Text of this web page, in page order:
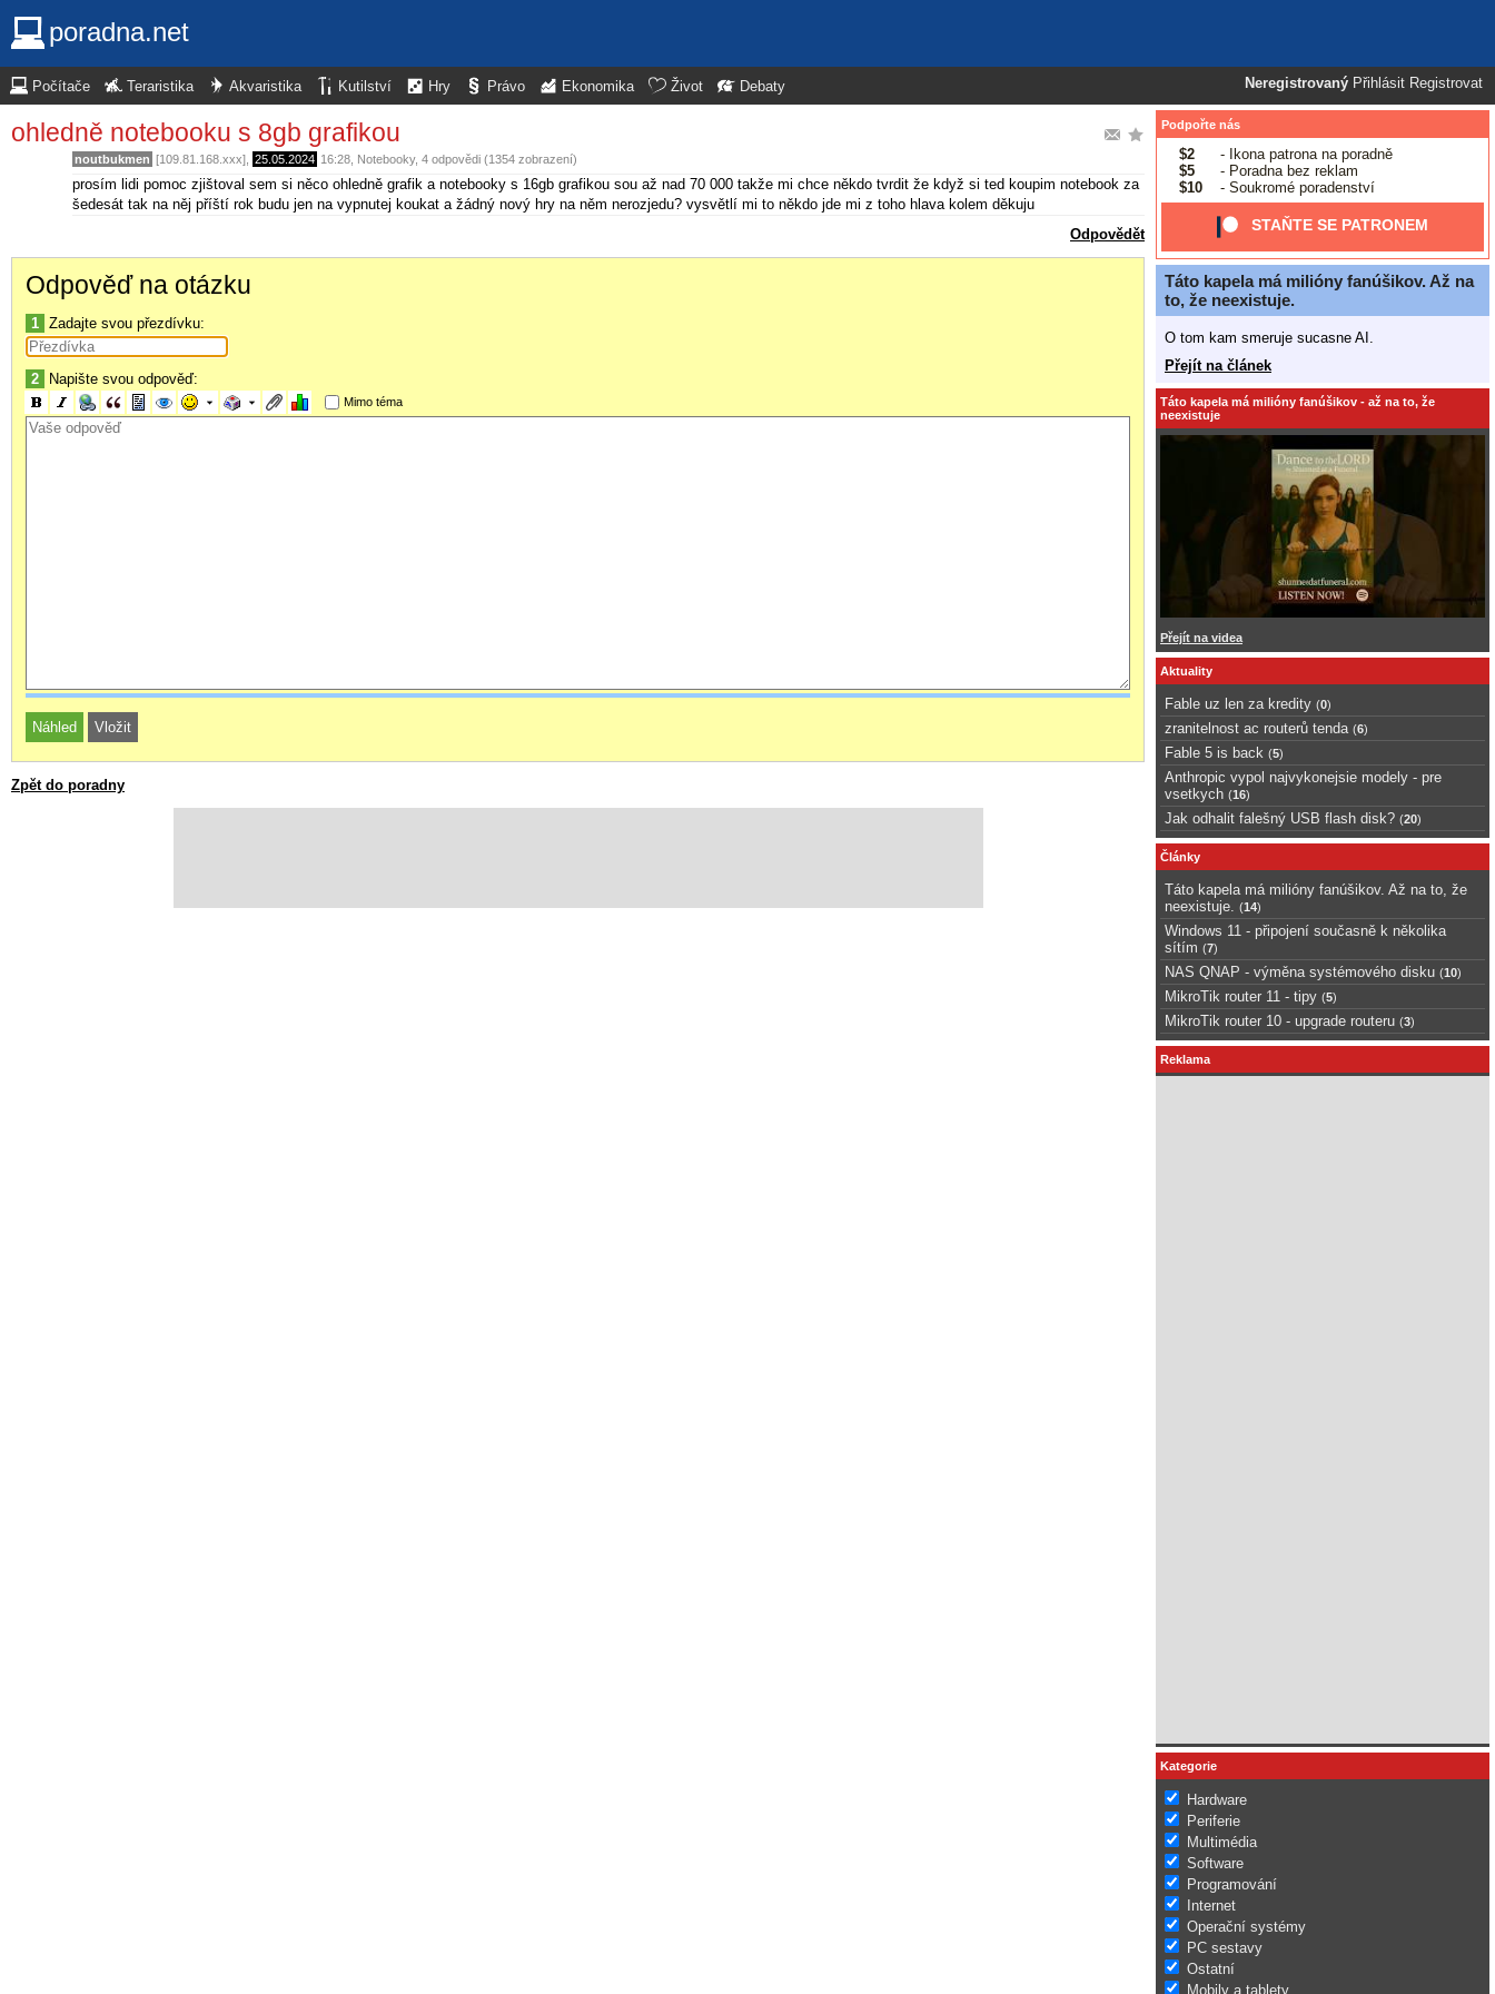
poradna.net
Neregistrovaný Přihlásit Registrovat
Počítače Teraristika Akvaristika Kutilství Hry Právo Ekonomika Život Debaty
ohledně notebooku s 8gb grafikou
noutbukmen [109.81.168.xxx], 25.05.2024 16:28 Notebooky, 4 odpovědi (1354 zobrazení)
prosím lidi pomoc zjištoval sem si něco ohledně grafik a notebooky s 16gb grafikou sou až nad 70 000 takže mi chce někdo tvrdit že když si ted koupim notebook za
šedesát tak na něj příští rok budu jen na vypnutej koukat a žádný nový hry na něm nerozjedu? vysvětlí mi to někdo jde mi z toho hlava kolem děkuju
Odpovědět
Odpověď na otázku
1 Zadajte svou přezdívku:
2 Napište svou odpověď:
Mimo téma
Zpět do poradny
Podpořte nás
$2
- Ikona patrona na poradně
$5
- Poradna bez reklam
$10
- Soukromé poradenství
STAŇTE SE PATRONEM
Táto kapela má milióny fanúšikov. Až na
to, že neexistuje.
O tom kam smeruje sucasne AI.
Přejít na článek
Táto kapela má milióny fanúšikov - až na to, že
neexistuje
Přejít na videa
Aktuality
Fable uz len za kredity (0)
zranitelnost ac routerů tenda (6)
Fable 5 is back (5)
Anthropic vypol najvykonejsie modely - pre
vsetkych (16)
Jak odhalit falešný USB flash disk? (20)
Články
Táto kapela má milióny fanúšikov. Až na to, že
neexistuje.
(14)
Windows 11 - připojení současně k několika
sítím (7)
NAS QNAP - výměna systémového disku (10)
MikroTik router 11 - tipy (5)
MikroTik router 10 - upgrade routeru (3)
Reklama
Kategorie
Hardware
Periferie
Multimédia
Software
Programování
Internet
Operační systémy
PC sestavy
Ostatní
Mobily a tablety